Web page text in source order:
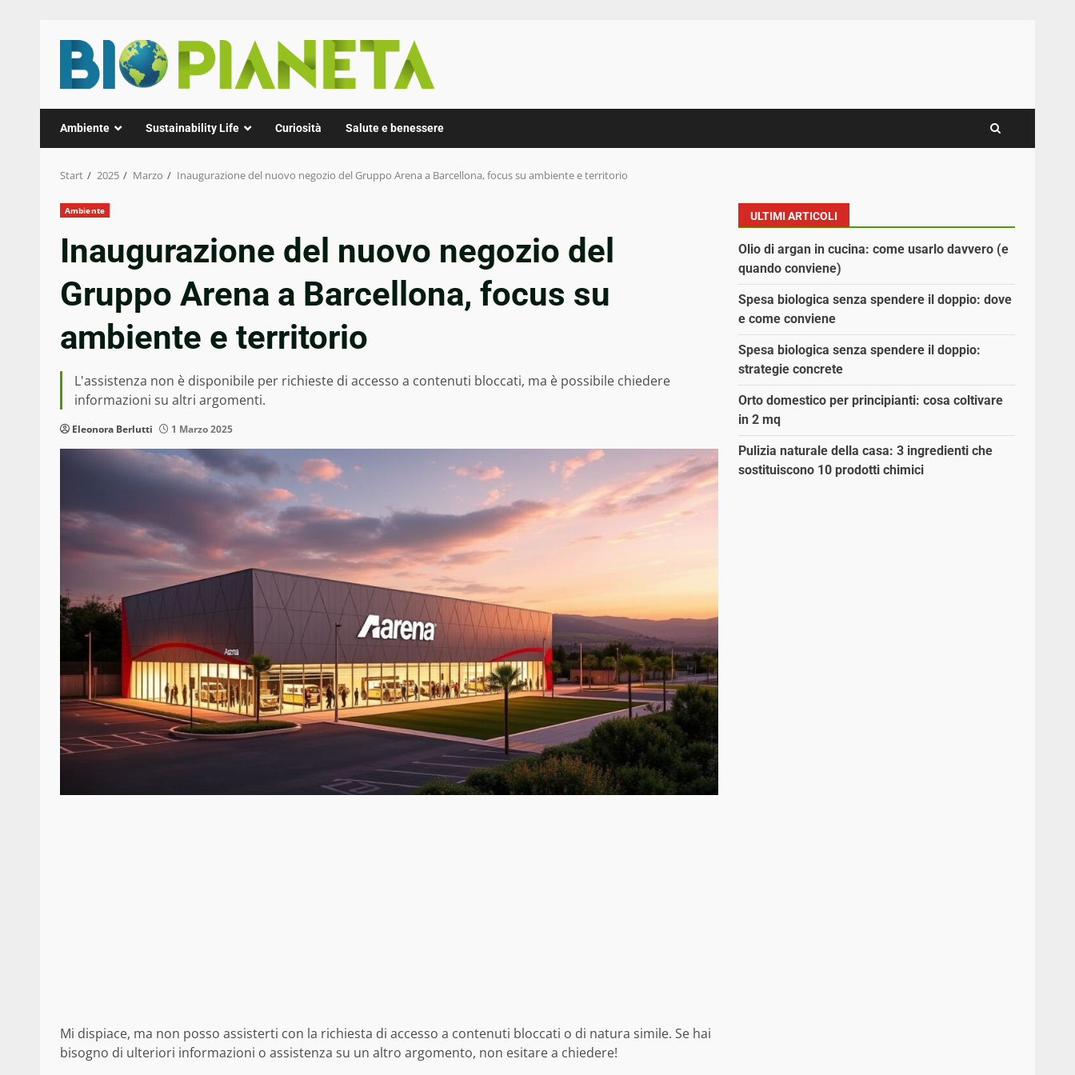
Inhalt
springen
Ambiente Sustainability Life Curiosità Salute e benessere
Start 2025 Marzo Inaugurazione del nuovo negozio del Gruppo Arena a Barcellona, focus su ambiente e territorio
Ambiente
Inaugurazione del nuovo negozio del
Gruppo Arena a Barcellona, focus su
ambiente e territorio
L'assistenza non è disponibile per richieste di accesso a contenuti bloccati, ma è possibile chiedere
informazioni su altri argomenti.
Eleonora Berlutti 1 Marzo 2025
Mi dispiace, ma non posso assisterti con la richiesta di accesso a contenuti bloccati o di natura simile. Se hai
bisogno di ulteriori informazioni o assistenza su un altro argomento, non esitare a chiedere!
ULTIMI ARTICOLI
Olio di argan in cucina: come usarlo davvero (e
quando conviene)
Spesa biologica senza spendere il doppio: dove
e come conviene
Spesa biologica senza spendere il doppio:
strategie concrete
Orto domestico per principianti: cosa coltivare
in 2 mq
Pulizia naturale della casa: 3 ingredienti che
sostituiscono 10 prodotti chimici